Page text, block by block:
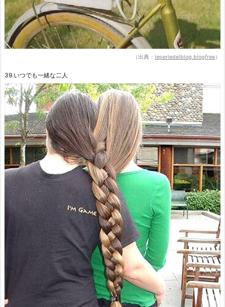
（出典： leperledelblog.blogfree）
39.いつでも一緒な二人